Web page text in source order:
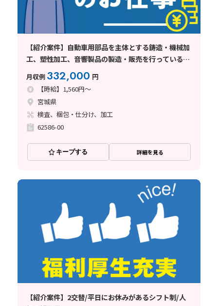
【紹介案件】自動車用部品を主体とする鋳造・機械加
工、塑性加工、音響製品の製造・販売を行っている企
業でのお仕事
月収例 332,000 円
【時給】1,560円～
宮城県
検査、梱包・仕分け、加工
62586-00
キープする 詳細を見る
【紹介案件】2交替/平日にお休みがあるシフト制/人